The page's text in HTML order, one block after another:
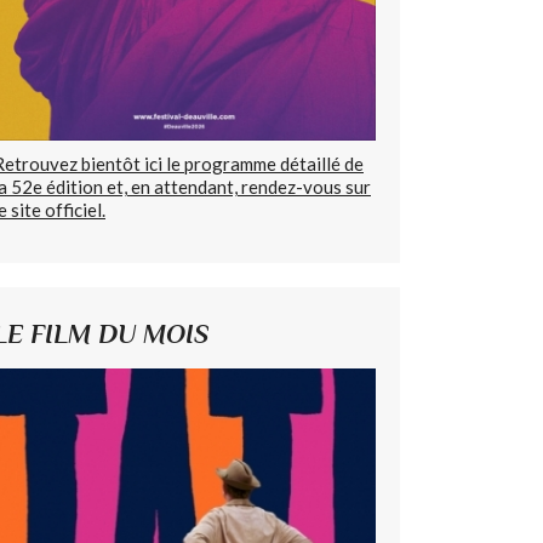
bientôt ici le programme détaillé de
52e édition et, en attendant, rendez-vous sur
site officiel.
FILM DU MOIS